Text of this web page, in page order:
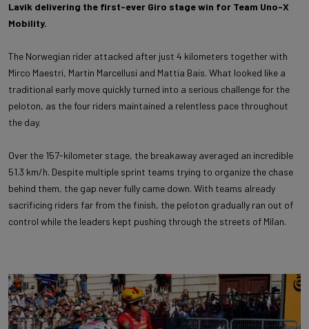
Lavik delivering the first-ever Giro stage win for Team Uno-X
Mobility.
The Norwegian rider attacked after just 4 kilometers together with
Mirco Maestri, Martin Marcellusi and Mattia Bais. What looked like a
traditional early move quickly turned into a serious challenge for the
peloton, as the four riders maintained a relentless pace throughout
the day.
Over the 157-kilometer stage, the breakaway averaged an incredible
51.3 km/h. Despite multiple sprint teams trying to organize the chase
behind them, the gap never fully came down. With teams already
sacrificing riders far from the finish, the peloton gradually ran out of
control while the leaders kept pushing through the streets of Milan.